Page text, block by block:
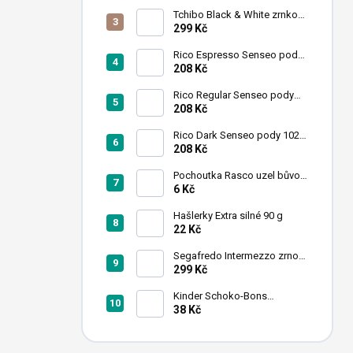
Tchibo Black & White zrnková
káva 1 kg
299 Kč
Rico Espresso Senseo pody
102 ks
208 Kč
Rico Regular Senseo pody
102 ks
208 Kč
Rico Dark Senseo pody 102
ks
208 Kč
Pochoutka Rasco uzel bůvolí
bílý 6,26cm 50ks
6 Kč
Hašlerky Extra silné 90 g
22 Kč
Segafredo Intermezzo zrno
1kg
299 Kč
Kinder Schoko-Bons
čokoládové bonbony 46 g
38 Kč